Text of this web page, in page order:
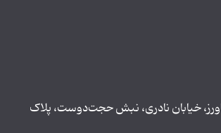
خیابان نادری، نبش حجت‌دوست، پلاک